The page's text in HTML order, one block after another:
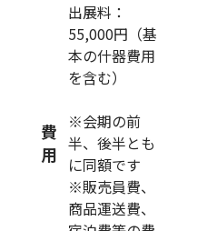
費
用
出展料：
55,000円（基
本の什器費用
を含む）
※会期の前
半、後半とも
に同額です
※販売員費、
商品運送費、